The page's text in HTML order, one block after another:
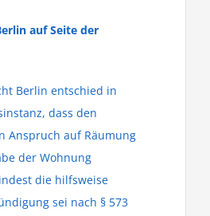
auf Seite der
Berlin entschied in
dass den
Anspruch auf Räumung
der Wohnung
die hilfsweise
sei nach § 573